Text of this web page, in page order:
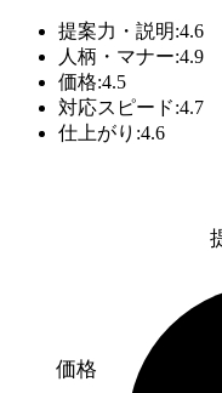
提案力・説明:4.6
人柄・マナー:4.9
価格:4.5
対応スピード:4.7
仕上がり:4.6
価格